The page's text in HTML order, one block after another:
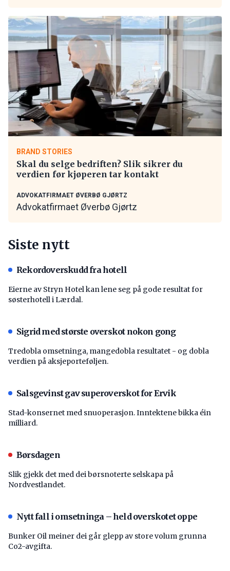
BRAND STORIES
Skal du selge bedriften? Slik sikrer du
verdien før kjøperen tar kontakt
ADVOKATFIRMAET ØVERBØ GJØRTZ
Advokatfirmaet Øverbø Gjørtz
Siste nytt
Rekordoverskudd fra hotell
Eierne av Stryn Hotel kan lene seg på gode resultat for
søsterhotell i Lærdal.
Sigrid med største overskot nokon gong
Tredobla omsetninga, mangedobla resultatet - og dobla
verdien på aksjeporteføljen.
Salsgevinst gav superoverskot for Ervik
Stad-konsernet med snuoperasjon. Inntektene bikka éin
milliard.
Børsdagen
Slik gjekk det med dei børsnoterte selskapa på
Nordvestlandet.
Nytt fall i omsetninga – held overskotet oppe
Bunker Oil meiner dei går glepp av store volum grunna
Co2-avgifta.